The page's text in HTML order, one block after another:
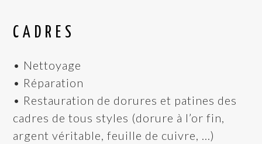
CADRES
• Nettoyage
• Réparation
• Restauration de dorures et patines des
cadres de tous styles (dorure à l’or fin,
argent véritable, feuille de cuivre, …)